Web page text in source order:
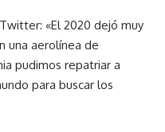
«El 2020 dejó muy
una aerolínea de
pudimos repatriar a
para buscar los